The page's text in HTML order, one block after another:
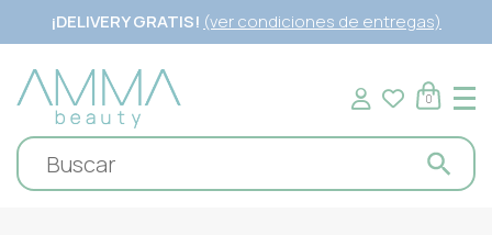
¡DELIVERY GRATIS! (ver condiciones de entregas)
0